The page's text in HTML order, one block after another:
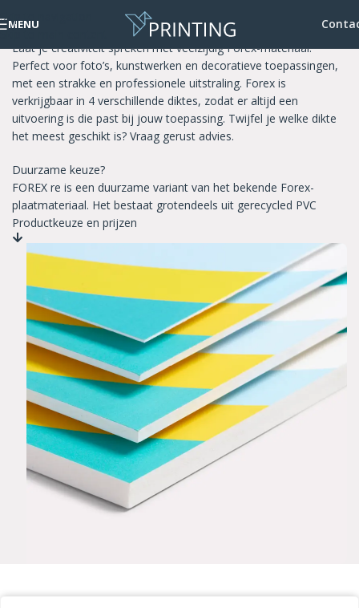
Skip to navigation
Skip to main content
MENU
Forex®
Laat je creativiteit spreken met veelzijdig Forex-materiaal.
Perfect voor foto’s, kunstwerken en decoratieve toepassingen,
met een strakke en professionele uitstraling. Forex is
verkrijgbaar in 4 verschillende diktes, zodat er altijd een
uitvoering is die past bij jouw toepassing. Twijfel je welke dikte
het meest geschikt is? Vraag gerust advies.
Duurzame keuze?
FOREX re is een duurzame variant van het bekende Forex-
plaatmateriaal. Het bestaat grotendeels uit gerecycled PVC
Productkeuze en prijzen